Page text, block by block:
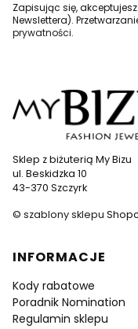
Zapisując się,
Newslettera).
prywatności.
Sklep z biżuterią My Bizu
ul. Beskidzka 10
43-370 Szczyrk
© szablony sklepu
Linki w stopce
INFORMACJE
Kody rabatowe
Poradnik Nomination
Regulamin sklepu